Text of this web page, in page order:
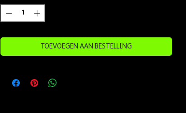
TOEVOEGEN AAN BESTELLING